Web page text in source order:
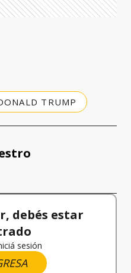
TRUMP
debés estar
sesión